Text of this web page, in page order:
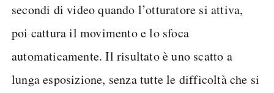
secondi di video quando l’otturatore si attiva,
poi cattura il movimento e lo sfoca
automaticamente. Il risultato è uno scatto a
lunga esposizione, senza tutte le difficoltà che si